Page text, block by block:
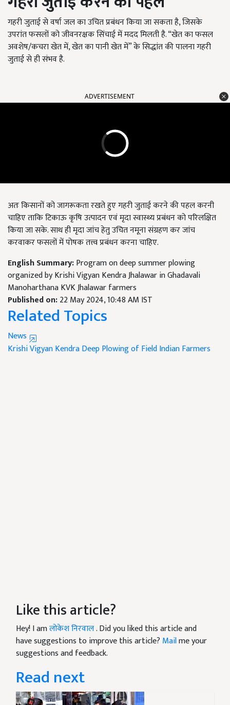
गहरी जुताई से वर्षा जल का उचित प्रबंधन किया जा सकता है, जिसके
उपरांत फसलों को जीवनरक्षक सिंचाई में मदद मिलती है. “खेत का फसल
अवशेष/कचरा खेत में, खेत का पानी खेत में” के सिद्धांत की पालना गहरी
जुताई से ही संभव है.
ADVERTISEMENT
अतः किसानों को जागरूकता रखते हुए गहरी जुताई करने की पहल करनी
चाहिए ताकि टिकाऊ कृषि उत्पादन एवं मृदा स्वास्थ्य प्रबंधन को परिलक्षित
किया जा सके. साथ ही मृदा जांच हेतु उचित नमूना संग्रहण कर जांच
करवाकर फसलों में पोषक तत्त्व प्रबंधन करना चाहिए.
English Summary:Program on deep summer plowing
organized by Krishi Vigyan Kendra Jhalawar in Ghadavali
Manoharthana KVK Jhalawar farmers
Published on:22 May 2024, 10:48 AM IST
Related Topics
News
Krishi Vigyan KendraDeep Plowing of FieldIndian Farmers
Like this article?
Hey! I amलोकेश निरवाल. Did you liked this article and
have suggestions to improve this article? Mailme your
suggestions and feedback.
Read next